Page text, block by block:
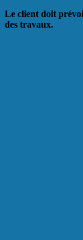
Le client doit
des travaux.